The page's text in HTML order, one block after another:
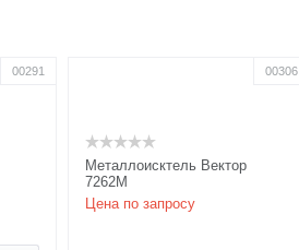
00291 00306
Металлоисктель Вектор
7262М
Цена по запросу